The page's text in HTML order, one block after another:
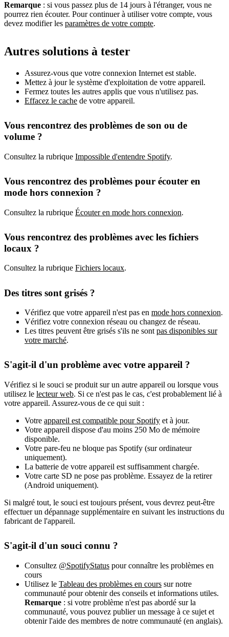
Remarque : si vous passez plus de 14 jours à l'étranger, vous ne
pourrez rien écouter. Pour continuer à utiliser votre compte, vous
devez modifier les paramètres de votre compte.
Autres solutions à tester
Assurez-vous que votre connexion Internet est stable.
Mettez à jour le système d'exploitation de votre appareil.
Fermez toutes les autres applis que vous n'utilisez pas.
Effacez le cache de votre appareil.
Vous rencontrez des problèmes de son ou de
volume ?
Consultez la rubrique Impossible d'entendre Spotify.
Vous rencontrez des problèmes pour écouter en
mode hors connexion ?
Consultez la rubrique Écouter en mode hors connexion.
Vous rencontrez des problèmes avec les fichiers
locaux ?
Consultez la rubrique Fichiers locaux.
Des titres sont grisés ?
Vérifiez que votre appareil n'est pas en mode hors connexion.
Vérifiez votre connexion réseau ou changez de réseau.
Les titres peuvent être grisés s'ils ne sont pas disponibles sur
votre marché.
S'agit-il d'un problème avec votre appareil ?
Vérifiez si le souci se produit sur un autre appareil ou lorsque vous
utilisez le lecteur web. Si ce n'est pas le cas, c'est probablement lié à
votre appareil. Assurez-vous de ce qui suit :
Votre appareil est compatible pour Spotify et à jour.
Votre appareil dispose d'au moins 250 Mo de mémoire
disponible.
Votre pare-feu ne bloque pas Spotify (sur ordinateur
uniquement).
La batterie de votre appareil est suffisamment chargée.
Votre carte SD ne pose pas problème. Essayez de la retirer
(Android uniquement).
Si malgré tout, le souci est toujours présent, vous devrez peut-être
effectuer un dépannage supplémentaire en suivant les instructions du
fabricant de l'appareil.
S'agit-il d'un souci connu ?
Consultez @SpotifyStatus pour connaître les problèmes en
cours
Utilisez le Tableau des problèmes en cours sur notre
communauté pour obtenir des conseils et informations utiles.
Remarque : si votre problème n'est pas abordé sur la
communauté, vous pouvez publier un message à ce sujet et
obtenir l'aide des membres de notre communauté (en anglais).